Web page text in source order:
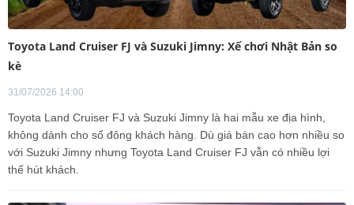
Toyota Land Cruiser FJ và Suzuki Jimny: Xế chơi Nhật Bản so
kè
31/07/2026 14:00
Toyota Land Cruiser FJ và Suzuki Jimny là hai mẫu xe địa hình,
không dành cho số đông khách hàng. Dù giá bán cao hơn nhiều so
với Suzuki Jimny nhưng Toyota Land Cruiser FJ vẫn có nhiều lợi
thế hút khách.